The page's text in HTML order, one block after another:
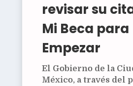
revisar su
Mi Beca para
Empezar
El Gobierno de la
México, a través del